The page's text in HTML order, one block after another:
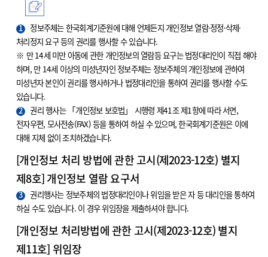
1
정보주체는 한국회계기준원에 대해 언제든지 개인정보 열람·정정·삭제·
처리정지 요구 등의 권리를 행사할 수 있습니다.
※ 만 14세 미만 아동에 관한 개인정보의 열람등 요구는 법정대리인이 직접 해야
하며, 만 14세 이상의 미성년자인 정보주체는 정보주체의 개인정보에 관하여
미성년자 본인이 권리를 행사하거나 법정대리인을 통하여 권리를 행사할 수도
있습니다.
2
권리 행사는 「개인정보 보호법」 시행령 제41조 제1항에 따라 서면,
전자우편, 모사전송(FAX) 등을 통하여 하실 수 있으며, 한국회계기준원은 이에
대해 지체 없이 조치하겠습니다.
[개인정보 처리 방법에 관한 고시(제2023-12호) 별지
제8호] 개인정보 열람 요구서
3
권리행사는 정보주체의 법정대리인이나 위임을 받은 자 등 대리인을 통하여
하실 수도 있습니다. 이 경우 위임장을 제출하셔야 합니다.
[개인정보 처리방법에 관한 고시(제2023-12호) 별지
제11호] 위임장